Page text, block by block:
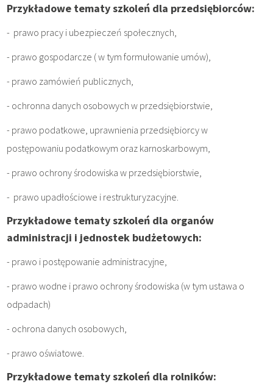
Przykładowe tematy szkoleń dla przedsiębiorców:
- prawo pracy i ubezpieczeń społecznych,
- prawo gospodarcze ( w tym formułowanie umów),
- prawo zamówień publicznych,
- ochronna danych osobowych w przedsiębiorstwie,
- prawo podatkowe, uprawnienia przedsiębiorcy w
postępowaniu podatkowym oraz karnoskarbowym,
- prawo ochrony środowiska w przedsiębiorstwie,
- prawo upadłościowe i restrukturyzacyjne.
Przykładowe tematy szkoleń dla organów
administracji i jednostek budżetowych:
- prawo i postępowanie administracyjne,
- prawo wodne i prawo ochrony środowiska (w tym ustawa o
odpadach)
- ochrona danych osobowych,
- prawo oświatowe.
Przykładowe tematy szkoleń dla rolników: